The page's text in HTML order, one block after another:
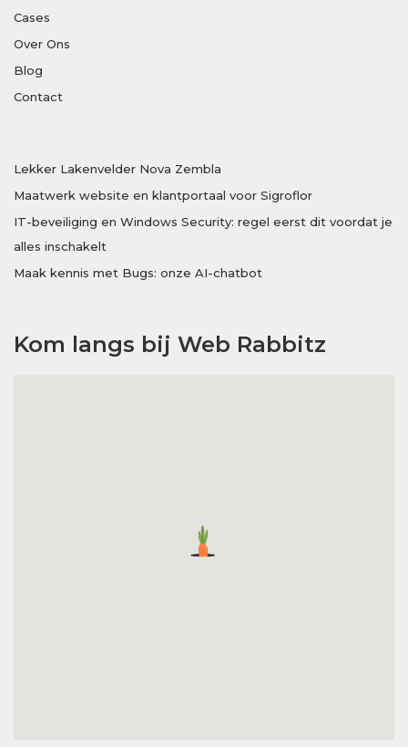
Cases
Over Ons
Blog
Contact
Lekker Lakenvelder Nova Zembla
Maatwerk website en klantportaal voor Sigroflor
IT-beveiliging en Windows Security: regel eerst dit voordat je
alles inschakelt
Maak kennis met Bugs: onze AI-chatbot
Kom langs bij Web Rabbitz